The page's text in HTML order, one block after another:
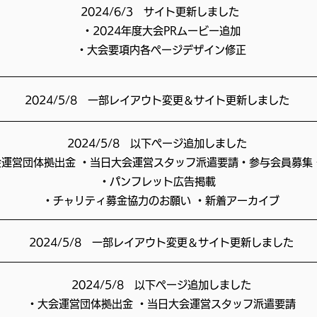
2024/6/3 サイト更新しました
・2024年度大会PRムービー追加
・大会要項内各ページデザイン修正
​2024/5/8 一部レイアウト変更＆サイト更新しました
​2024/5/8 以下ページ追加しました
営団体拠出金 ・当日大会運営スタッフ派遣要請・参与会員募集
・パンフレット広告掲載
・チャリティ募金協力のお願い ・新着アーカイブ
​2024/5/8 一部レイアウト変更＆サイト更新しました
​2024/5/8 以下ページ追加しました
・大会運営団体拠出金 ・当日大会運営スタッフ派遣要請